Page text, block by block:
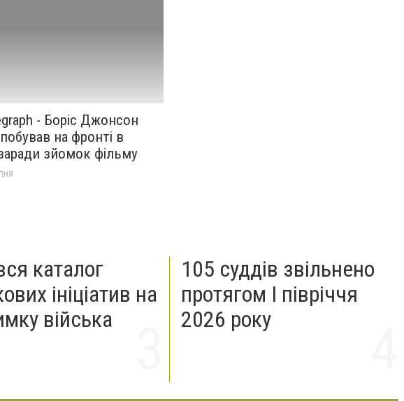
- Боріс Джонсон
на фронті в
заради зйомок фільму
каталог
ініціатив на
війська
105 суддів звільнено
протягом I півріччя
2026 року